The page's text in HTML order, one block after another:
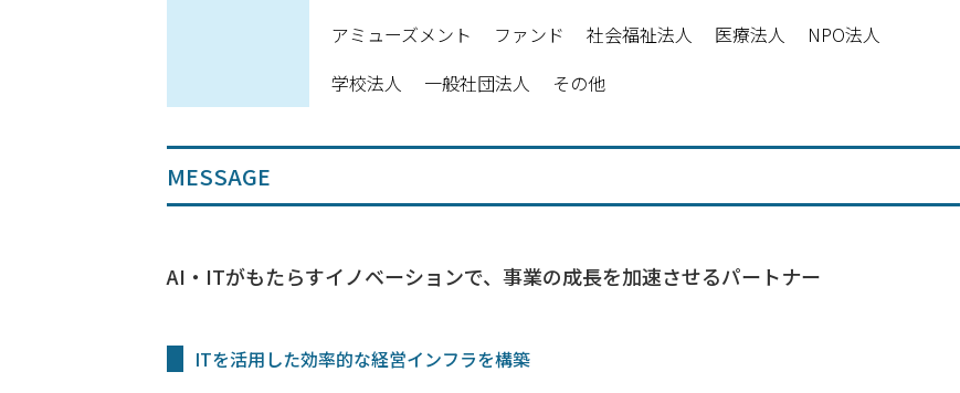
アミューズメント
ファンド 社会福祉法人 医療法人
NPO法人
学校法人
一般社団法人 その他
MESSAGE
AI・ITがもたらすイノベーションで、事業の成長を加速させるパートナー
ITを活用した効率的な経営インフラを構築